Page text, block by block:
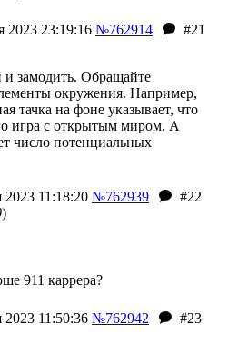
2023 23:19:16 №762914
#21
замодить. Обращайте
окружения. Например,
тачка на фоне указывает, что
игра с открытым миром. А
число потенциальных
2023 11:18:20 №762939
#22
)
911 каррера?
2023 11:50:36 №762942
#23